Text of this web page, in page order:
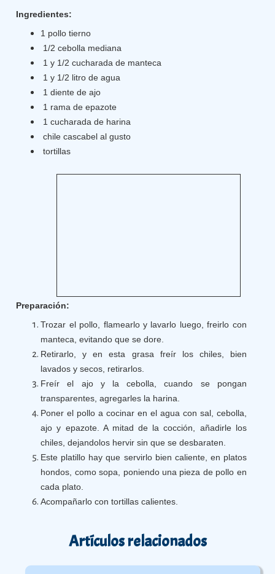
Ingredientes:
1 pollo tierno
1/2 cebolla mediana
1 y 1/2 cucharada de manteca
1 y 1/2 litro de agua
1 diente de ajo
1 rama de epazote
1 cucharada de harina
chile cascabel al gusto
tortillas
Preparación:
Trozar el pollo, flamearlo y lavarlo luego, freirlo con
manteca, evitando que se dore.
Retirarlo, y en esta grasa freír los chiles, bien
lavados y secos, retirarlos.
Freír el ajo y la cebolla, cuando se pongan
transparentes, agregarles la harina.
Poner el pollo a cocinar en el agua con sal, cebolla,
ajo y epazote. A mitad de la cocción, añadirle los
chiles, dejandolos hervir sin que se desbaraten.
Este platillo hay que servirlo bien caliente, en platos
hondos, como sopa, poniendo una pieza de pollo en
cada plato.
Acompañarlo con tortillas calientes.
Artículos relacionados